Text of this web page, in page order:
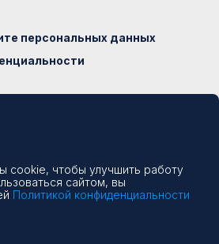
cookie, чтобы улучшить работу
сайтом, вы
Политикой конфиденциальности
персональных данных